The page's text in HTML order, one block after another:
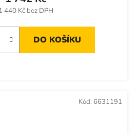
440 Kč bez DPH
DO KOŠÍKU
Kód: 6631191